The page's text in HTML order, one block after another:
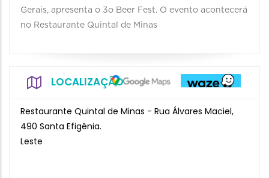
Gerais, apresenta o 3o Beer Fest. O evento acontecerá
no Restaurante Quintal de Minas
LOCALIZAÇÃO
Restaurante Quintal de Minas - Rua Álvares Maciel,
490 Santa Efigênia.
Leste